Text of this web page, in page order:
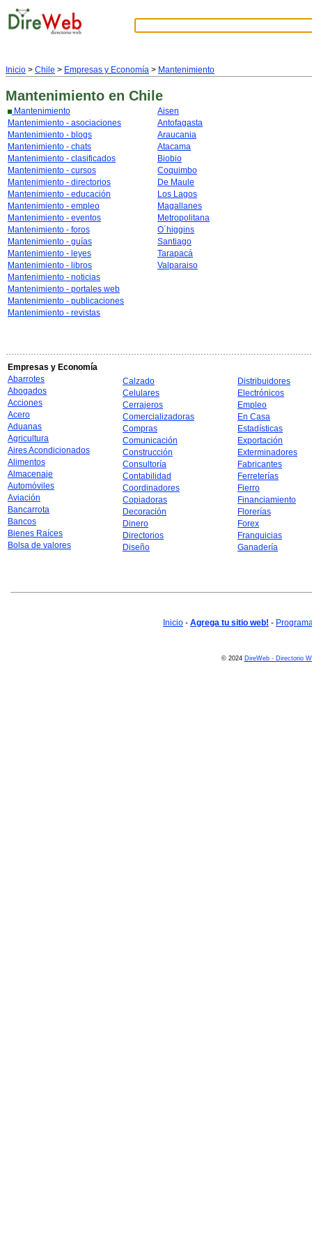
Inicio > Chile > Empresas y Economía > Mantenimiento
Mantenimiento en Chile
Mantenimiento
Mantenimiento - asociaciones
Mantenimiento - blogs
Mantenimiento - chats
Mantenimiento - clasificados
Mantenimiento - cursos
Mantenimiento - directorios
Mantenimiento - educación
Mantenimiento - empleo
Mantenimiento - eventos
Mantenimiento - foros
Mantenimiento - guías
Mantenimiento - leyes
Mantenimiento - libros
Mantenimiento - noticias
Mantenimiento - portales web
Mantenimiento - publicaciones
Mantenimiento - revistas
Aisen
Antofagasta
Araucania
Atacama
Biobio
Coquimbo
De Maule
Los Lagos
Magallanes
Metropolitana
O´higgins
Santiago
Tarapacá
Valparaiso
Empresas y Economía
Abarrotes
Abogados
Acciones
Acero
Aduanas
Agricultura
Aires Acondicionados
Alimentos
Almacenaje
Automóviles
Aviación
Bancarrota
Bancos
Bienes Raíces
Bolsa de valores
Calzado
Celulares
Cerrajeros
Comercializadoras
Compras
Comunicación
Construcción
Consultoría
Contabilidad
Coordinadores
Copiadoras
Decoración
Dinero
Directorios
Diseño
Distribuidores
Electrónicos
Empleo
En Casa
Estadísticas
Exportación
Exterminadores
Fabricantes
Ferreterías
Fierro
Financiamiento
Florerías
Forex
Franquicias
Ganadería
Inicio - Agrega tu sitio web! -
© 2024 DireWeb - Directorio